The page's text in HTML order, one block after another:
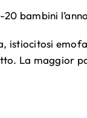
bambini
istiocitosi
La maggior